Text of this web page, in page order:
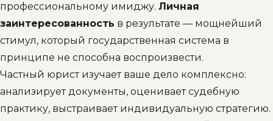
профессиональному имиджу. Личная
заинтересованность в результате — мощнейший
стимул, который государственная система в
принципе не способна воспроизвести.
Частный юрист изучает ваше дело комплексно:
анализирует документы, оценивает судебную
практику, выстраивает индивидуальную стратегию.